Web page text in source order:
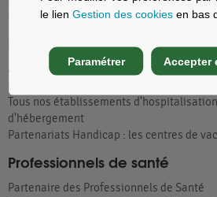
le lienGestion des cookies en bas
Paramétrer Accepter
MGEN Solutions, contrats collectifs
Patients
Acteur Global de Santé
Tous nos établissements
d'hébergement
Partenariats Handicap : les centres de
Professionnels de santé
Partenaire des Professionnels de Santé